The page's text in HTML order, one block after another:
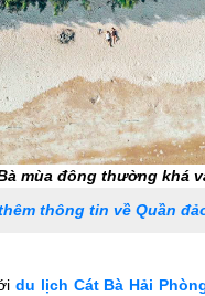
mùa đông thường khá
thông tin về Quần
du lịch Cát Bà Hải